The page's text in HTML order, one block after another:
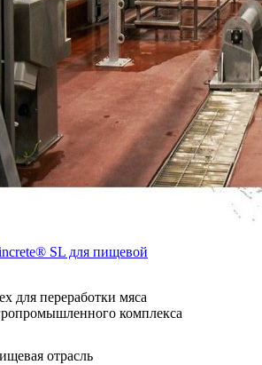
SL для пищевой
для переработки мяса
комплекса
отрасль